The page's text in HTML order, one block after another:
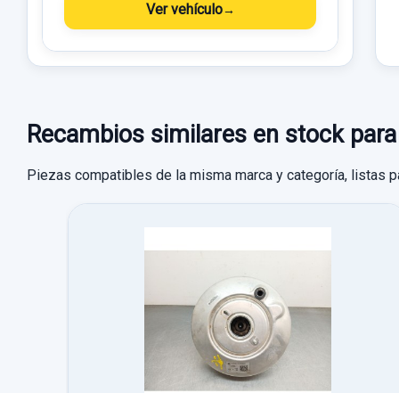
Ver vehículo
Recambios similares en stock
Piezas compatibles de la misma marca y categoría, listas